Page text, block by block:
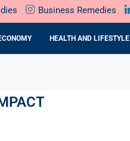
Business Remedies
HEALTH AND LIFESTYLE